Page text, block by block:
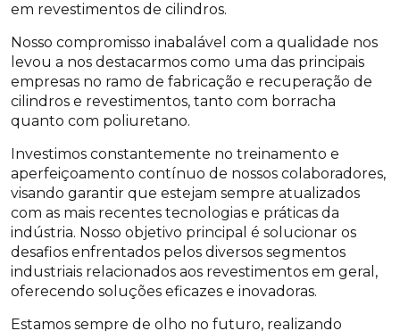
em revestimentos de cilindros.
Nosso compromisso inabalável com a qualidade nos
levou a nos destacarmos como uma das principais
empresas no ramo de fabricação e recuperação de
cilindros e revestimentos, tanto com borracha
quanto com poliuretano.
Investimos constantemente no treinamento e
aperfeiçoamento contínuo de nossos colaboradores,
visando garantir que estejam sempre atualizados
com as mais recentes tecnologias e práticas da
indústria. Nosso objetivo principal é solucionar os
desafios enfrentados pelos diversos segmentos
industriais relacionados aos revestimentos em geral,
oferecendo soluções eficazes e inovadoras.
Estamos sempre de olho no futuro, realizando